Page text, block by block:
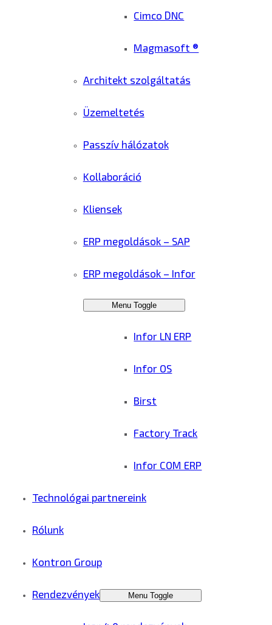
Cimco DNC
Magmasoft ®
Architekt szolgáltatás
Üzemeltetés
Passzív hálózatok
Kollaboráció
Kliensek
ERP megoldások – SAP
ERP megoldások – Infor
Menu Toggle
Infor LN ERP
Infor OS
Birst
Factory Track
Infor COM ERP
Technológai partnereink
Rólunk
Kontron Group
Rendezvények Menu Toggle